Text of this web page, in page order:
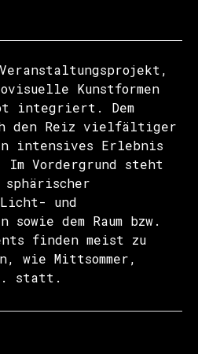
Kunstformen
integriert. Dem
den Reiz vielfältiger
intensives Erlebnis
Vordergrund steht
sphärischer
und
dem Raum bzw.
finden meist zu
wie Mittsommer,
statt.